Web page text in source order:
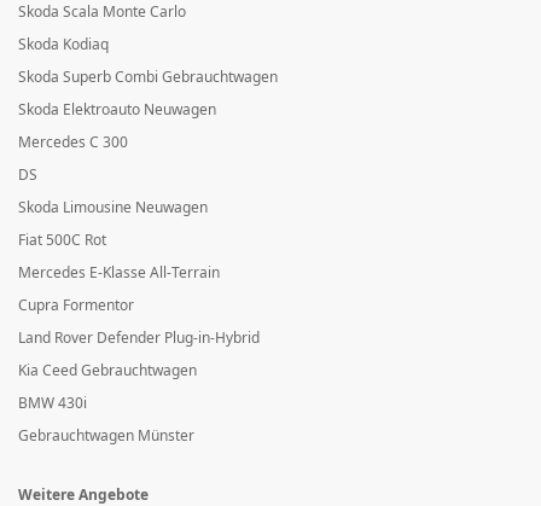
Skoda Scala Monte Carlo
Skoda Kodiaq
Skoda Superb Combi Gebrauchtwagen
Skoda Elektroauto Neuwagen
Mercedes C 300
DS
Skoda Limousine Neuwagen
Fiat 500C Rot
Mercedes E-Klasse All-Terrain
Cupra Formentor
Land Rover Defender Plug-in-Hybrid
Kia Ceed Gebrauchtwagen
BMW 430i
Gebrauchtwagen Münster
Weitere Angebote